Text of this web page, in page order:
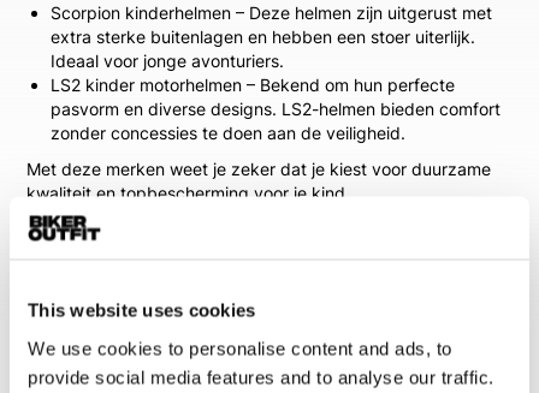
This website uses cookies
We use cookies to personalise content and ads, to
provide social media features and to analyse our traffic.
Scorpion kinderhelmen – Deze helmen zijn uitgerust met
extra sterke buitenlagen en hebben een stoer uiterlijk.
Ideaal voor jonge avonturiers.
LS2 kinder motorhelmen – Bekend om hun perfecte
pasvorm en diverse designs. LS2-helmen bieden comfort
zonder concessies te doen aan de veiligheid.
Met deze merken weet je zeker dat je kiest voor duurzame
kwaliteit en topbescherming voor je kind.
De perfecte maat voor optimale
Een goed passende helm is essentieel voor de veiligheid van
vormen, zodat er altijd een kinder motorhelm bij zit die
perfect past. Het meten van de hoofdomtrek is belangrijk om